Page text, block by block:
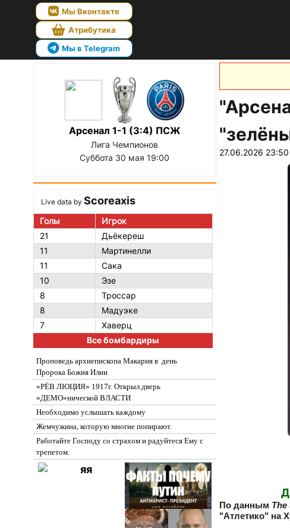
Мы Вконтакте
Атрибутика
Мы в Telegram
Арсенал 1-1 (3:4) ПСЖ
Лига Чемпионов
Суббота 30 мая 19:00
Live data by Scoreaxis
Голы
Игрок
21
Дьёкереш
11
Мартинелли
11
Сака
10
Эзе
8
Троссар
8
Мадуэке
7
Хаверц
Все бомбардиры
Проповедь архиепископа Макария в день
Пророка Божия Илии
«РЁВ ЛЮЦИЯ» 1917г. Открыл дверь
«ДЕМО»нической ВЛАСТИ
Необходимо услышать каждому
Жемчужина, которую многие попирают.
Работайте Господу со страхом и радуйтеся Ему с
трепетом.
27.06.2026 23:50
По данным The
"Атлетико" на